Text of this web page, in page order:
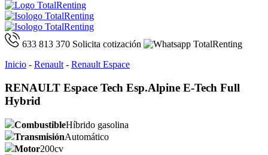
633 813 370 Solicita cotización
Inicio - Renault - Renault Espace
RENAULT Espace Tech Esp.Alpine E-Tech Full
Hybrid
CombustibleHíbrido gasolina
TransmisiónAutomático
Motor200cv